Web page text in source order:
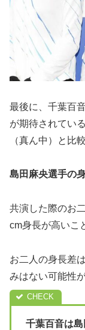
最後に、千葉百
が期待されてい
（真ん中）と比
島田麻央選手の
共演した際のお
cm身長が高いこ
お二人の身長差
みはない可能性
千葉百音は